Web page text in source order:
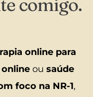
comigo.
online para
ou saúde
foco na NR-1,